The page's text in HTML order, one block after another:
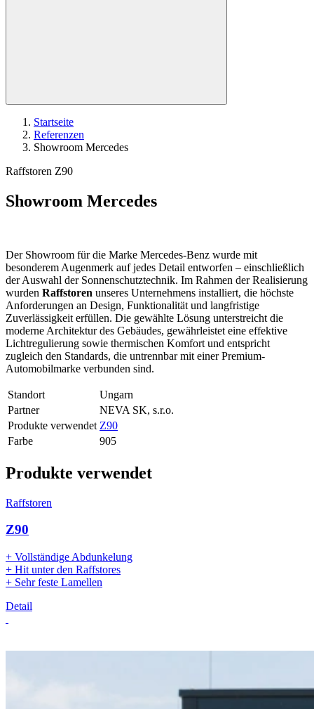
Startseite
Referenzen
Showroom Mercedes
Raffstoren Z90
Showroom Mercedes
Der Showroom für die Marke Mercedes-Benz wurde mit
besonderem Augenmerk auf jedes Detail entworfen – einschließlich
der Auswahl der Sonnenschutztechnik. Im Rahmen der Realisierung
wurden Raffstoren unseres Unternehmens installiert, die höchste
Anforderungen an Design, Funktionalität und langfristige
Zuverlässigkeit erfüllen. Die gewählte Lösung unterstreicht die
moderne Architektur des Gebäudes, gewährleistet eine effektive
Lichtregulierung sowie thermischen Komfort und entspricht
zugleich den Standards, die untrennbar mit einer Premium-
Automobilmarke verbunden sind.
Standort
Ungarn
Partner
NEVA SK, s.r.o.
Produkte verwendet Z90
Farbe
905
Produkte verwendet
Raffstoren
Z90
+ Vollständige Abdunkelung
+ Hit unter den Raffstores
+ Sehr feste Lamellen
Detail